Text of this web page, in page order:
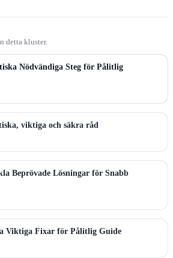
detta kluster.
Nödvändiga Steg för Pålitlig
viktiga och säkra råd
Beprövade Lösningar för Snabb
Viktiga Fixar för Pålitlig Guide